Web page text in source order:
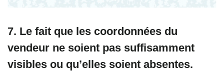
7. Le fait que les coordonnées du
vendeur ne soient pas suffisamment
visibles ou qu’elles soient absentes.